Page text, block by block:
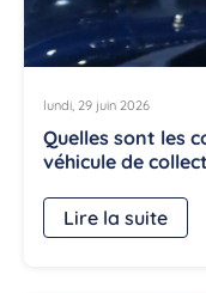
lundi, 29 juin 2026
Quelles sont les
véhicule de
Lire la suite